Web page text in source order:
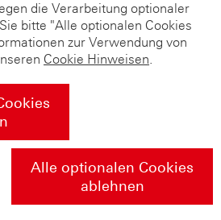
die Verarbeitung optionaler
bitte "Alle optionalen Cookies
zur Verwendung von
Cookie Hinweisen.
Alle optionalen Cookies
ablehnen